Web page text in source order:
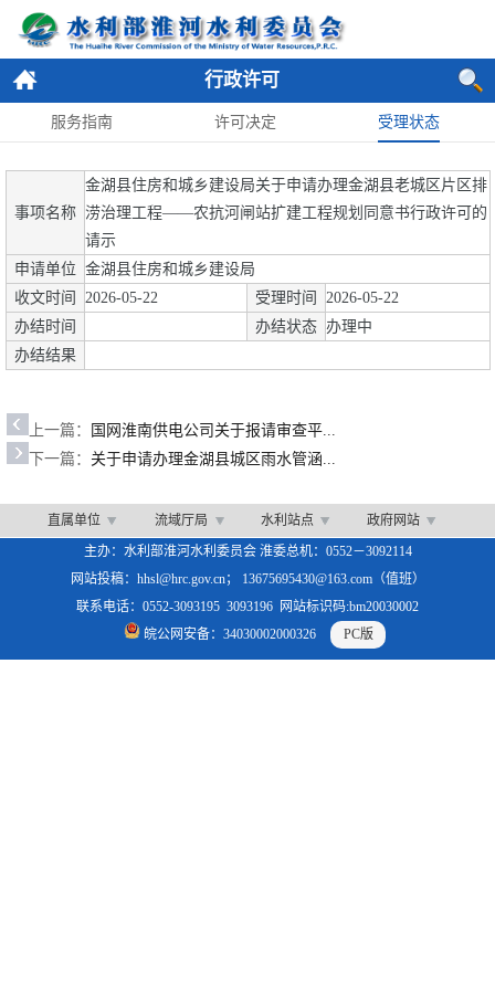
行政许可
服务指南 许可决定 受理状态
事项名称
金湖县住房和城乡建设局关于申请办理金湖县老城区片区排
涝治理工程——农抗河闸站扩建工程规划同意书行政许可的
请示
申请单位 金湖县住房和城乡建设局
收文时间
2026-05-22 受理时间
2026-05-22
办结时间
办结状态 办理中
办结结果
上一篇：
国网淮南供电公司关于报请审查平...
下一篇： 关于申请办理金湖县城区雨水管涵...
直属单位 流域厅局 水利站点
政府网站
主办：水利部淮河水利委员会 淮委总机：0552－3092114
网站投稿：hhsl@hrc.gov.cn； 13675695430@163.com（值班）
联系电话：0552-3093195 3093196 网站标识码:bm20030002
皖公网安备：34030002000326
PC版